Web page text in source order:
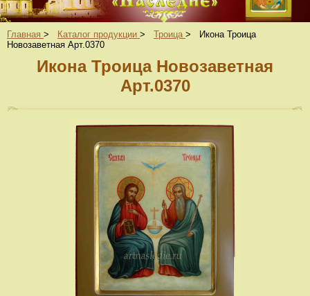
Главная > Каталог продукции > Троица >
Икона Троица
Новозаветная Арт.0370
Икона Троица Новозаветная
Арт.0370